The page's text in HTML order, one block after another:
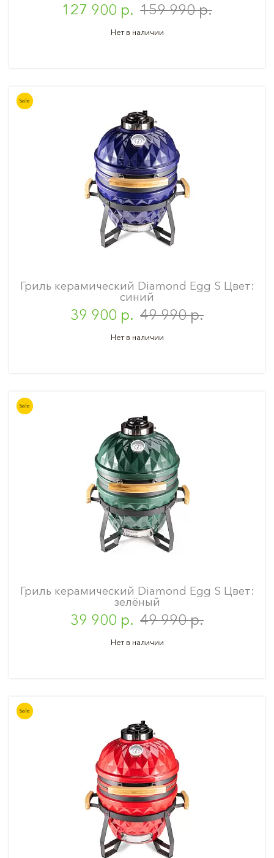
127 900 р. 159 990 р.
Нет в наличии
Sale
Гриль керамический Diamond Egg S Цвет:
синий
39 900 р. 49 990 р.
Нет в наличии
Sale
Гриль керамический Diamond Egg S Цвет:
зелёный
39 900 р. 49 990 р.
Нет в наличии
Sale